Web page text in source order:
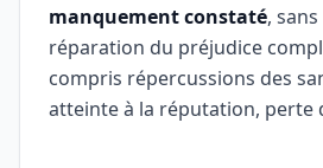
manquement constaté,
réparation du préjudice
compris répercussions des
atteinte à la réputation, perte